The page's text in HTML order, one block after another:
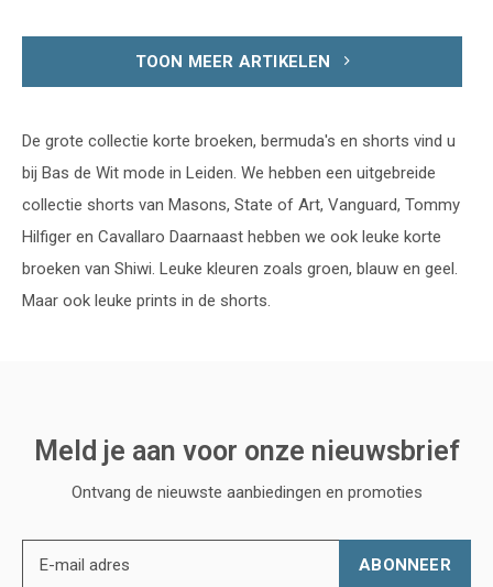
TOON MEER ARTIKELEN
De grote collectie korte broeken, bermuda's en shorts vind u
bij Bas de Wit mode in Leiden. We hebben een uitgebreide
collectie shorts van Masons, State of Art, Vanguard, Tommy
Hilfiger en Cavallaro Daarnaast hebben we ook leuke korte
broeken van Shiwi. Leuke kleuren zoals groen, blauw en geel.
Maar ook leuke prints in de shorts.
Meld je aan voor onze nieuwsbrief
Ontvang de nieuwste aanbiedingen en promoties
ABONNEER